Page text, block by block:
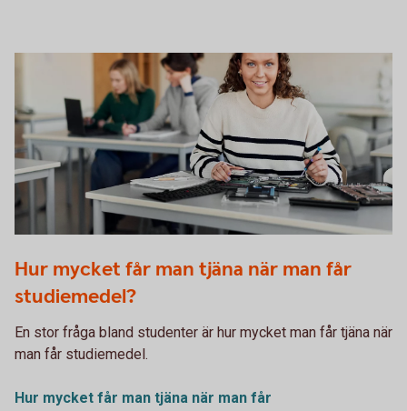
Hur mycket får man tjäna när man får
studiemedel?
En stor fråga bland studenter är hur mycket man får tjäna när
man får studiemedel.
Hur mycket får man tjäna när man får